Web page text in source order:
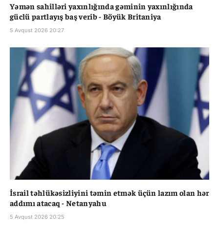
Yəmən sahilləri yaxınlığında gəminin yaxınlığında
güclü partlayış baş verib - Böyük Britaniya
5 Avqust 2026 20:27
İsrail təhlükəsizliyini təmin etmək üçün lazım olan hər
addımı atacaq - Netanyahu
5 Avqust 2026 20:25